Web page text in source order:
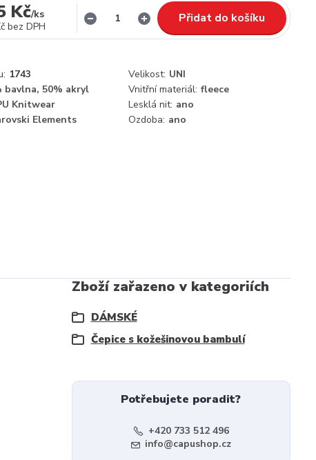
Kč/ks
bez DPH
Přidat do košíku
1743 Velikost: UNI
bavlna, 50% akryl Vnitřní materiál: fleece
Knitwear Lesklá nit: ano
Elements Ozdoba: ano
Zboží zařazeno v kategoriích
DÁMSKÉ
Čepice s kožešinovou bambulí
Potřebujete poradit?
+420 733 512 496
info@capushop.cz